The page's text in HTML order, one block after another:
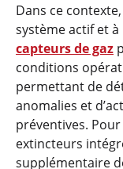
Dans ce
système actif et
capteurs de gaz
conditions
permettant de
anomalies et
préventives.
extincteurs
supplémentaire